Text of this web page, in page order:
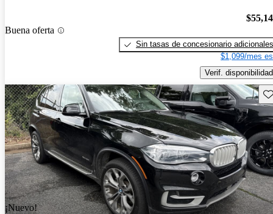
Buena oferta
Sin tasas de concesionario adicionales
$1,099/mes
Verif. disponibilidad
¡Nuevo!